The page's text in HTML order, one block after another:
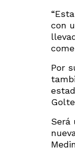
con
Por
Será